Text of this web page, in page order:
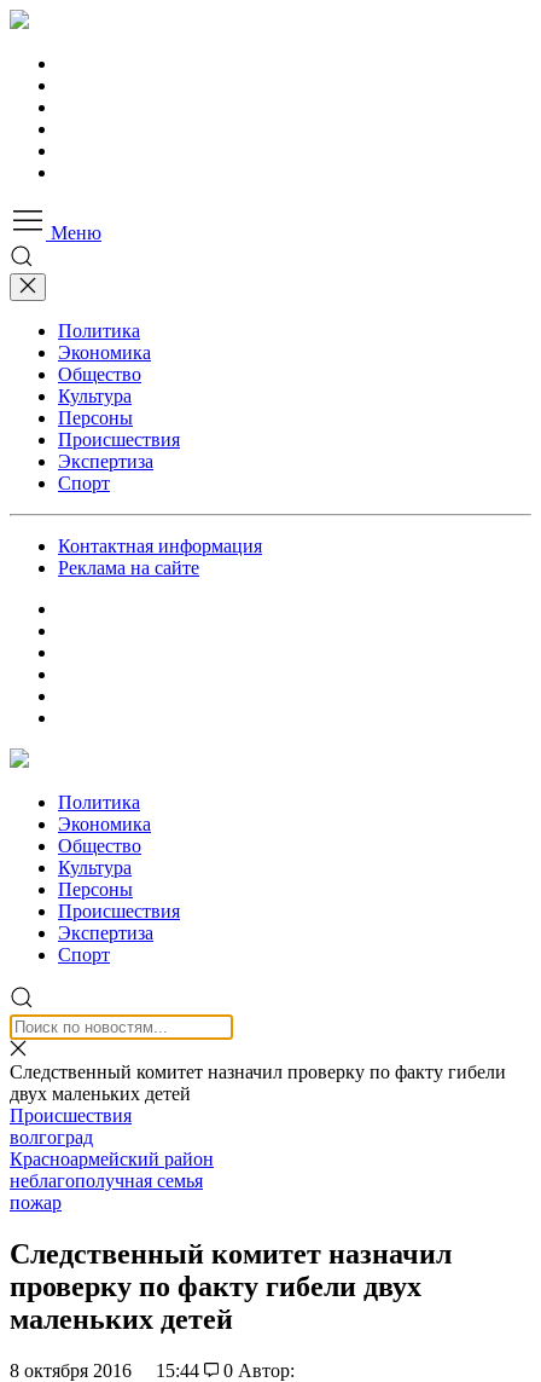
Меню
Политика
Экономика
Общество
Культура
Персоны
Происшествия
Экспертиза
Спорт
Контактная информация
Реклама на сайте
Политика
Экономика
Общество
Культура
Персоны
Происшествия
Экспертиза
Спорт
Следственный комитет назначил проверку по факту гибели
двух маленьких детей
Происшествия
волгоград
Красноармейский район
неблагополучная семья
пожар
Следственный комитет назначил
проверку по факту гибели двух
маленьких детей
8 октября 2016 15:44 0 Автор: